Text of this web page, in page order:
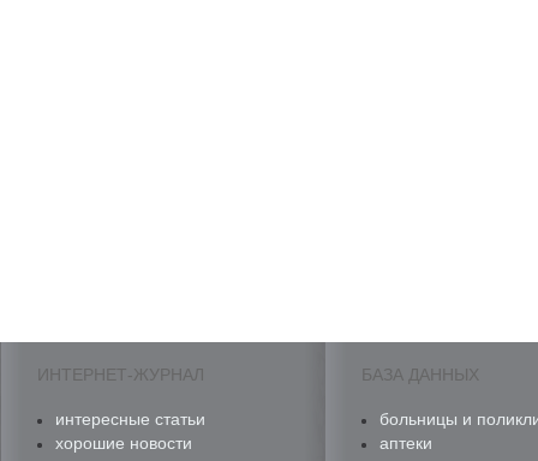
ИНТЕРНЕТ-ЖУРНАЛ
интересные статьи
хорошие новости
БАЗА ДАННЫХ
больницы и
аптеки